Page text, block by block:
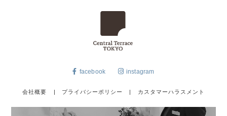
facebook instagram
会社概要 プライバシーポリシー カスタマーハラスメント